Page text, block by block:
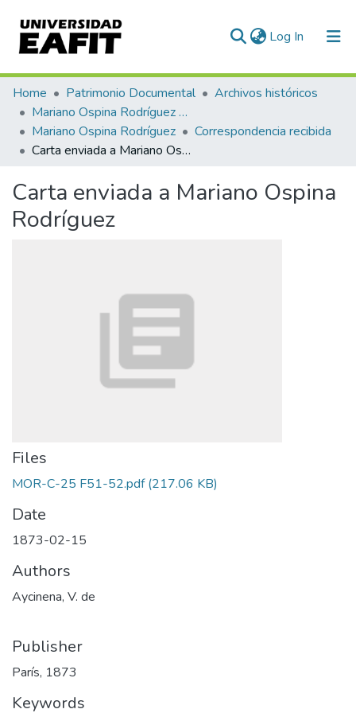
Log In (current)
Communities & Collections
All of DSpace
Statistics
Home Patrimonio Documental
Archivos históricos
Mariano Ospina Rodríguez (1826 -1912)
Mariano Ospina Rodríguez
Correspondencia recibida
Carta enviada a Mariano Ospina Rodríguez
Carta enviada a Mariano Ospina
Rodríguez
Files
MOR-C-25 F51-52.pdf(217.06 KB)
Date
1873-02-15
Authors
Aycinena, V. de
Publisher
París, 1873
Keywords